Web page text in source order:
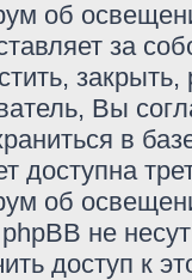
об
за
Вы
в
доступна
об
не
доступ к